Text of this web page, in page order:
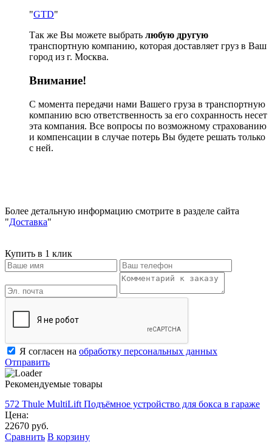
"GTD"
Так же Вы можете выбрать любую другую
транспортную компанию, которая доставляет груз в Ваш
город из г. Москва.
Внимание!
С момента передачи нами Вашего груза в транспортную
компанию всю ответственность за его сохранность несет
эта компания. Все вопросы по возможному страхованию
и компенсации в случае потерь Вы будете решать только
с ней.
Более детальную информацию смотрите в разделе сайта
"Доставка"
Купить в 1 клик
Я согласен на обработку персональных данных
Отправить
Рекомендуемые товары
572 Thule MultiLift Подъёмное устройство для бокса в гараже
Цена:
22670 руб.
Сравнить В корзину